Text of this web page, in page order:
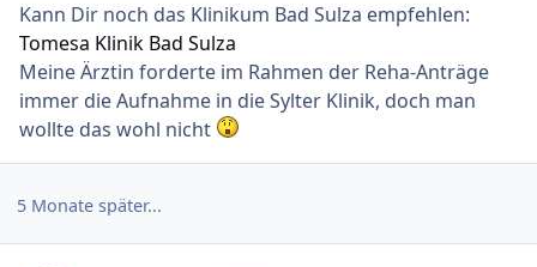
Kann Dir noch das Klinikum Bad Sulza empfehlen:
Tomesa Klinik Bad Sulza
Meine Ärztin forderte im Rahmen der Reha-Anträge
immer die Aufnahme in die Sylter Klinik, doch man
wollte das wohl nicht
5 Monate später...